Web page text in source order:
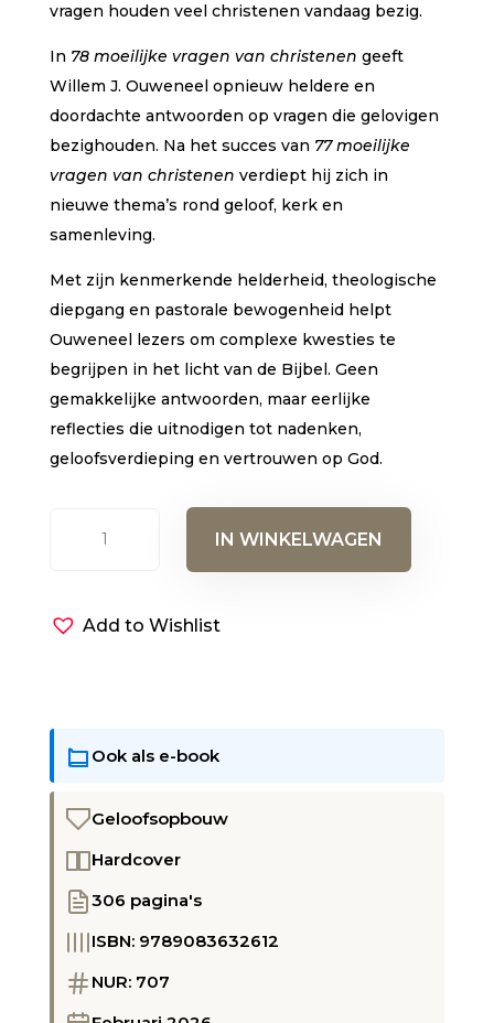
vragen houden veel christenen vandaag bezig.
In 78 moeilijke vragen van christenen geeft
Willem J. Ouweneel opnieuw heldere en
doordachte antwoorden op vragen die gelovigen
bezighouden. Na het succes van 77 moeilijke
vragen van christenen verdiept hij zich in
nieuwe thema’s rond geloof, kerk en
samenleving.
Met zijn kenmerkende helderheid, theologische
diepgang en pastorale bewogenheid helpt
Ouweneel lezers om complexe kwesties te
begrijpen in het licht van de Bijbel. Geen
gemakkelijke antwoorden, maar eerlijke
reflecties die uitnodigen tot nadenken,
geloofsverdieping en vertrouwen op God.
christenen
IN WINKELWAGEN
Add to Wishlist
Ook als e-book
Geloofsopbouw
Hardcover
306 pagina's
ISBN: 9789083632612
NUR: 707